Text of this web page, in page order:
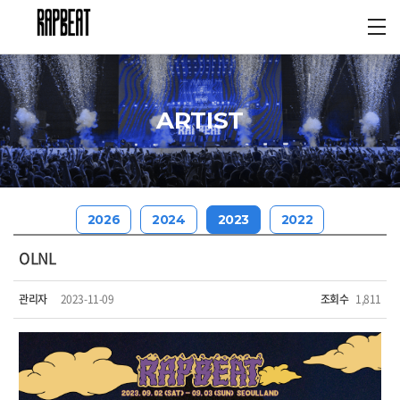
ARTIST
2026 2024 2023 2022
OLNL
관리자 2023-11-09 조회수 1,811